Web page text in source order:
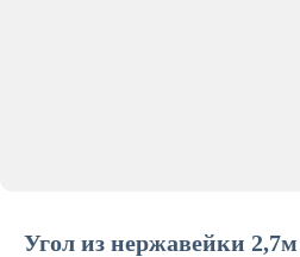
Угол из нержавейки